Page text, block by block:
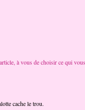
à vous de choisir ce qui
cache le trou.